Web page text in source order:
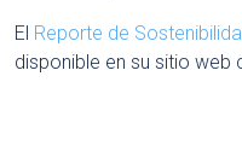
El Reporte de
disponible en su sitio web